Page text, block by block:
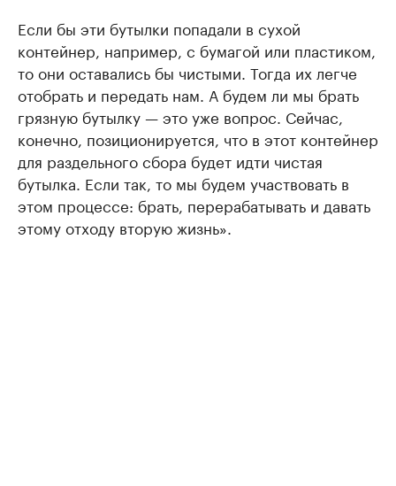
Если бы эти бутылки попадали в сухой
контейнер, например, с бумагой или пластиком,
то они оставались бы чистыми. Тогда их легче
отобрать и передать нам. А будем ли мы брать
грязную бутылку — это уже вопрос. Сейчас,
конечно, позиционируется, что в этот контейнер
для раздельного сбора будет идти чистая
бутылка. Если так, то мы будем участвовать в
этом процессе: брать, перерабатывать и давать
этому отходу вторую жизнь».